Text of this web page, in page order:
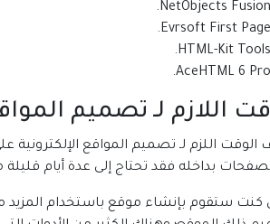
NetObjects Fusion.
Evrsoft First Page.
HTML-Kit Tools.
AceHTML 6 Pro.
اللازم لـ تصميم
الوقت اللزم لـ تصميم المواقع
بداخله فقد تحتاج إلى عدة أيام قليلة
كنت ستقوم بإنشاء موقع باستخدام المزيد